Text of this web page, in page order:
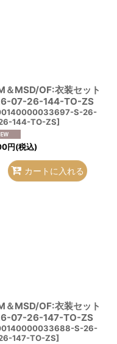
＆MSD/OF:衣装セット
07-26-144-TO-ZS
S-26-
144-TO-ZS]
円(税込)
カートに入れる
＆MSD/OF:衣装セット
07-26-147-TO-ZS
S-26-
147-TO-ZS]